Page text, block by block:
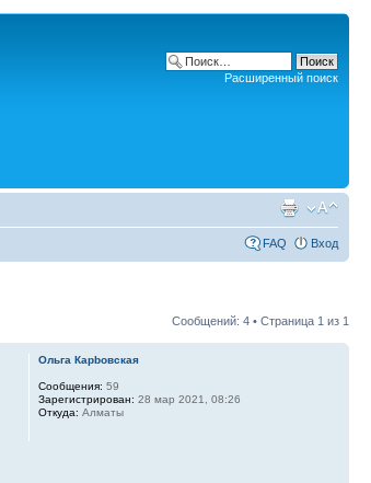
Расширенный поиск
FAQ Вход
Сообщений: 4 • Страница 1 из 1
Ольга Карbовская
Сообщения: 59
Зарегистрирован: 28 мар 2021, 08:26
Откуда: Алматы